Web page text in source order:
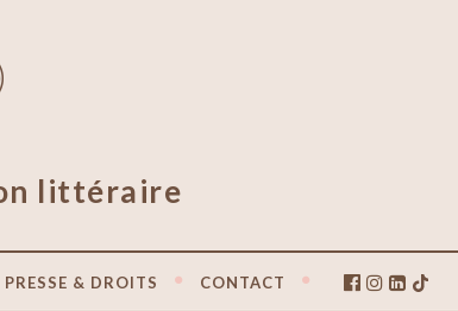
littéraire
PRESSE & DROITS CONTACT